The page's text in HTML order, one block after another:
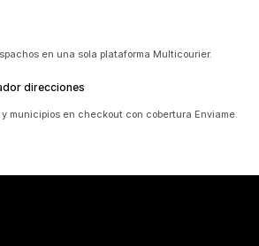
en una sola plataforma Multicourier.
direcciones
municipios en checkout con cobertura Enviame.